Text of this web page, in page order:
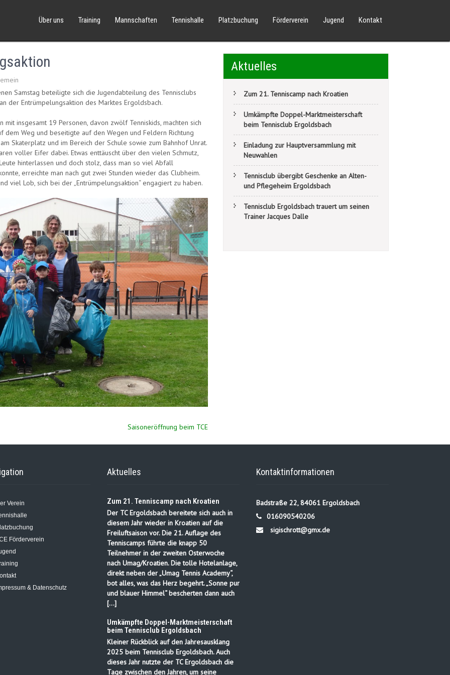
Über uns Training Mannschaften Tennishalle Platzbuchung Förderverein Jugend Kontakt
Samstag beteiligte sich die Jugendabteilung des Tennisclubs
der Entrümpelungsaktion des Marktes Ergoldsbach.
mit insgesamt 19 Personen, davon zwölf Tenniskids, machten sich
dem Weg und beseitigte auf den Wegen und Feldern Richtung
Skaterplatz und im Bereich der Schule sowie zum Bahnhof Unrat.
voller Eifer dabei. Etwas enttäuscht über den vielen Schmutz,
hinterlassen und doch stolz, dass man so viel Abfall
erreichte man nach gut zwei Stunden wieder das Clubheim.
viel Lob, sich bei der „Entrümpelungsaktion“ engagiert zu haben.
Saisoneröffnung beim TCE
Aktuelles
Zum 21. Tenniscamp nach Kroatien
Umkämpfte Doppel-Marktmeisterschaft
beim Tennisclub Ergoldsbach
Einladung zur Hauptversammlung mit
Neuwahlen
Tennisclub übergibt Geschenke an Alten-
und Pflegeheim Ergoldsbach
Tennisclub Ergoldsbach trauert um seinen
Trainer Jacques Dalle
Verein
Förderverein
& Datenschutz
Aktuelles
Zum 21. Tenniscamp nach Kroatien
Der TC Ergoldsbach bereitete sich auch in
diesem Jahr wieder in Kroatien auf die
Freiluftsaison vor. Die 21. Auflage des
Tenniscamps führte die knapp 50
Teilnehmer in der zweiten Osterwoche
nach Umag/Kroatien. Die tolle Hotelanlage,
direkt neben der „Umag Tennis Academy“,
bot alles, was das Herz begehrt. „Sonne pur
und blauer Himmel“ bescherten dann auch
[…]
Umkämpfte Doppel-Marktmeisterschaft
beim Tennisclub Ergoldsbach
Kleiner Rückblick auf den Jahresausklang
2025 beim Tennisclub Ergoldsbach. Auch
dieses Jahr nutzte der TC Ergoldsbach die
Tage zwischen den Jahren, um seine
Kontaktinformationen
Badstraße 22, 84061 Ergoldsbach
016090540206
sigischrott@gmx.de